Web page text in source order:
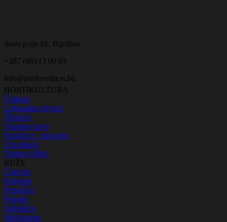
Suvo polje bb, Bijeljina
+387 (66)/13 00 03
info@paulovnija.rs.ba
HORTIKULTURA
Četinari
Listopadno drveće
Žbunovi
Ukrasne trave
Penjačice - puzavice
Čuvarkuće
Vodene biljke
RUŽE
Čajevke
Polijante
Penjačice
Polegle
Stablašice
Minijaturne